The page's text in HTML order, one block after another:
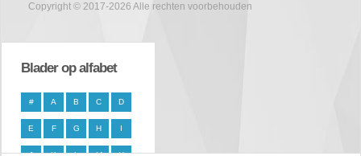
Copyright © 2017-2026 Alle rechten voorbehouden
Blader op alfabet
# A B C D
E F G H I